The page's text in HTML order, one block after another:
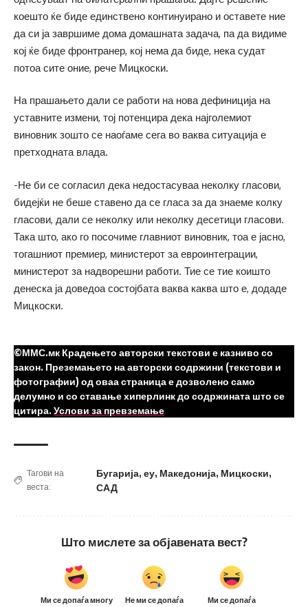
коешто ќе биде единствено континуирано и оставете ние
да си ја завршиме дома домашната задача, па да видиме
кој ќе биде фронтранер, кој нема да биде, нека судат
потоа сите оние, рече Мицкоски.
На прашањето дали се работи на нова дефиниција на
уставните измени, тој потенцира дека најголемиот
виновник зошто се наоѓаме сега во ваква ситуација е
претходната влада.
-Не би се согласил дека недостасуваа неколку гласови,
бидејќи не беше ставено да се гласа за да знаеме колку
гласови, дали се неколку или неколку десетици гласови.
Така што, ако го посочиме главниот виновник, тоа е јасно,
тогашниот премиер, министерот за евроинтеграции,
министерот за надворешни работи. Тие се тие коишто
денеска ја доведоа состојбата ваква каква што е, додаде
Мицкоски.
©ММС.мк Крадењето авторски текстови е казниво со
закон. Преземањето на авторски содржини (текстови и
фотографии) од оваа страница е дозволено само
делумно и со ставање хиперлинк до содржината што се
цитира. Услови за превземање
Тагови на
веста:
Бугарија,еу, Македонија, Мицкоски,
САД
Што мислете за објавената вест?
Ми се допаѓа многу Не ми се допаѓа Ми се допаѓа